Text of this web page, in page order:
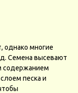
однако многие
Семена высевают
содержанием
песка и